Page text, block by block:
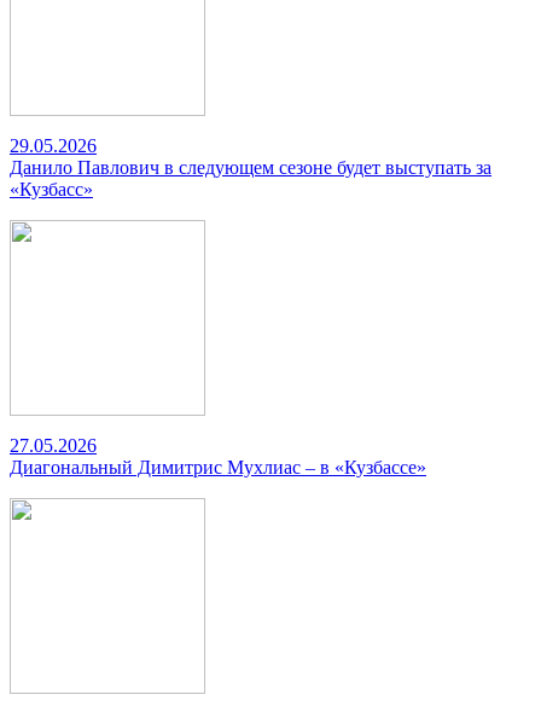
29.05.2026
Данило Павлович в следующем сезоне будет выступать за
«Кузбасс»
27.05.2026
Диагональный Димитрис Мухлиас – в «Кузбассе»